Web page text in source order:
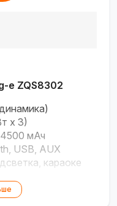
e ZQS8302
х 3)
мАч
USB, AUX
караоке
для
на природу.